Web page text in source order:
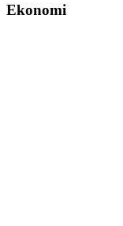
Ekonomi